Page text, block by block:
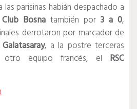
parisinas habián despachado a
Bosna también por 3 a 0,
derrotaron por marcador de
Galatasaray, a la postre terceras
otro equipo francés, el RSC